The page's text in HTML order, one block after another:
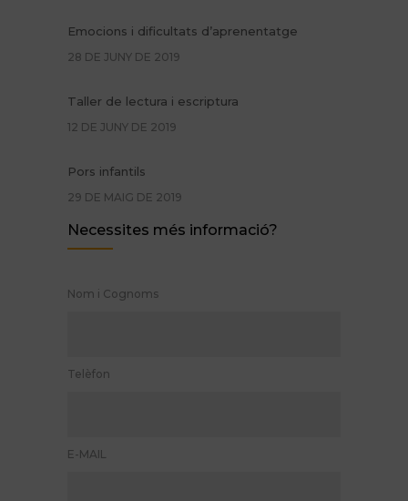
Emocions i dificultats d’aprenentatge
28 DE JUNY DE 2019
Taller de lectura i escriptura
12 DE JUNY DE 2019
Pors infantils
29 DE MAIG DE 2019
Necessites més informació?
Nom i Cognoms
Telèfon
E-MAIL